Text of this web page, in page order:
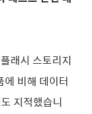
래시 스토리지
에 비해 데이터
지적했습니